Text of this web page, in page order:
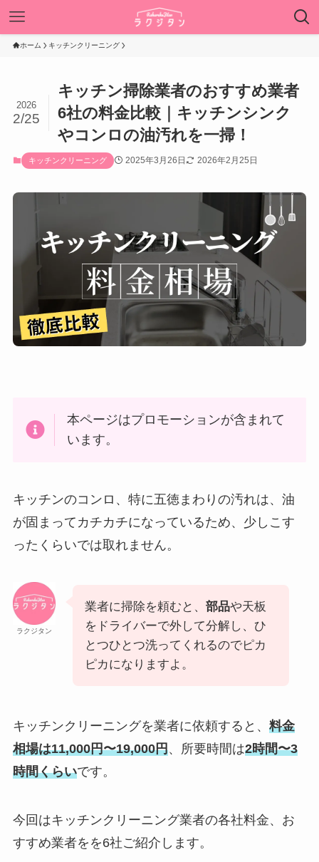
ホーム キッチンクリーニング
キッチン掃除業者のおすすめ業者
6社の料金比較｜キッチンシンク
やコンロの油汚れを一掃！
2026
2/25
キッチンクリーニング 2025年3月26日 2026年2月25日
本ページはプロモーションが含まれて
います。
キッチンのコンロ、特に五徳まわりの汚れは、油
が固まってカチカチになっているため、少しこす
ったくらいでは取れません。
ラクジタン
業者に掃除を頼むと、 部品や天板
をドライバーで外して分解し、ひ
とつひとつ洗ってくれるのでピカ
ピカになりますよ。
キッチンクリーニングを業者に依頼すると、 料金
相場は11,000円〜19,000円、所要時間は2時間〜3
時間くらいです。
今回はキッチンクリーニング業者の各社料金、お
すすめ業者をを6社ご紹介します。